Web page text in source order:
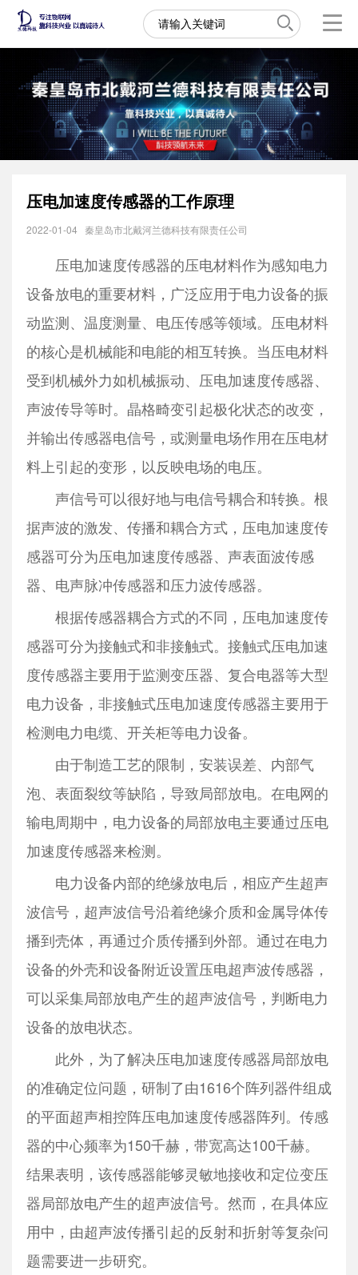
压电加速度传感器的工作原理
2022-01-04 秦皇岛市北戴河兰德科技有限责任公司
压电加速度传感器的压电材料作为感知电力
设备放电的重要材料，广泛应用于电力设备的振
动监测、温度测量、电压传感等领域。压电材料
的核心是机械能和电能的相互转换。当压电材料
受到机械外力如机械振动、压电加速度传感器、
声波传导等时。晶格畸变引起极化状态的改变，
并输出传感器电信号，或测量电场作用在压电材
料上引起的变形，以反映电场的电压。
声信号可以很好地与电信号耦合和转换。根
据声波的激发、传播和耦合方式，压电加速度传
感器可分为压电加速度传感器、声表面波传感
器、电声脉冲传感器和压力波传感器。
根据传感器耦合方式的不同，压电加速度传
感器可分为接触式和非接触式。接触式压电加速
度传感器主要用于监测变压器、复合电器等大型
电力设备，非接触式压电加速度传感器主要用于
检测电力电缆、开关柜等电力设备。
由于制造工艺的限制，安装误差、内部气
泡、表面裂纹等缺陷，导致局部放电。在电网的
输电周期中，电力设备的局部放电主要通过压电
加速度传感器来检测。
电力设备内部的绝缘放电后，相应产生超声
波信号，超声波信号沿着绝缘介质和金属导体传
播到壳体，再通过介质传播到外部。通过在电力
设备的外壳和设备附近设置压电超声波传感器，
可以采集局部放电产生的超声波信号，判断电力
设备的放电状态。
此外，为了解决压电加速度传感器局部放电
的准确定位问题，研制了由1616个阵列器件组成
的平面超声相控阵压电加速度传感器阵列。传感
器的中心频率为150千赫，带宽高达100千赫。
结果表明，该传感器能够灵敏地接收和定位变压
器局部放电产生的超声波信号。然而，在具体应
用中，由超声波传播引起的反射和折射等复杂问
题需要进一步研究。